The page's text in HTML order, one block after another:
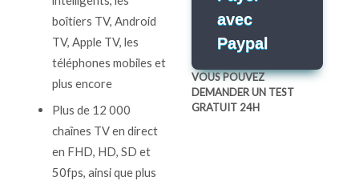
boîtiers TV, Android
TV, Apple TV, les
téléphones mobiles et
plus encore
Plus de 12 000
chaînes TV en direct
en FHD, HD, SD et
50fps, ainsi que plus
avec
Paypal
VOUS POUVEZ
DEMANDER UN TEST
GRATUIT 24H